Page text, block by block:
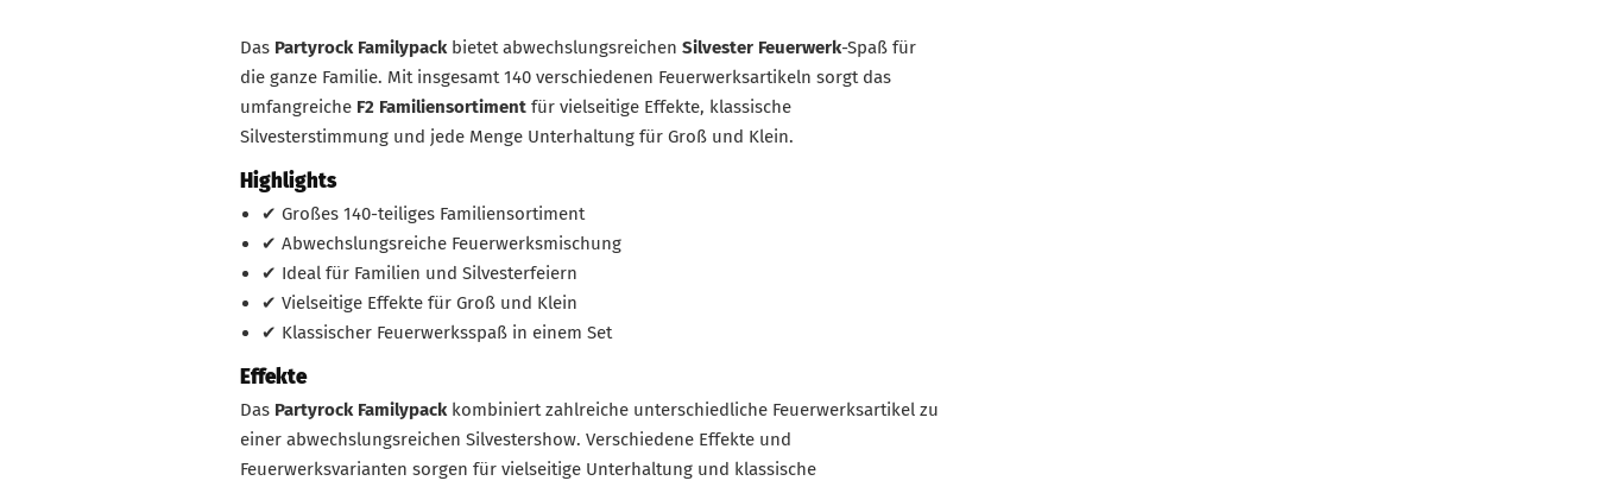
Das Partyrock Familypackbietet abwechslungsreichen Silvester Feuerwerk-Spaß für
die ganze Familie. Mit insgesamt 140 verschiedenen Feuerwerksartikeln sorgt das
umfangreiche F2 Familiensortiment für vielseitige Effekte, klassische
Silvesterstimmung und jede Menge Unterhaltung für Groß und Klein.
Highlights
✔ Großes 140-teiliges Familiensortiment
✔ Abwechslungsreiche Feuerwerksmischung
✔ Ideal für Familien und Silvesterfeiern
✔ Vielseitige Effekte für Groß und Klein
✔ Klassischer Feuerwerksspaß in einem Set
Effekte
Das Partyrock Familypackkombiniert zahlreiche unterschiedliche Feuerwerksartikel zu
einer abwechslungsreichen Silvestershow. Verschiedene Effekte und
Feuerwerksvarianten sorgen für vielseitige Unterhaltung und klassische